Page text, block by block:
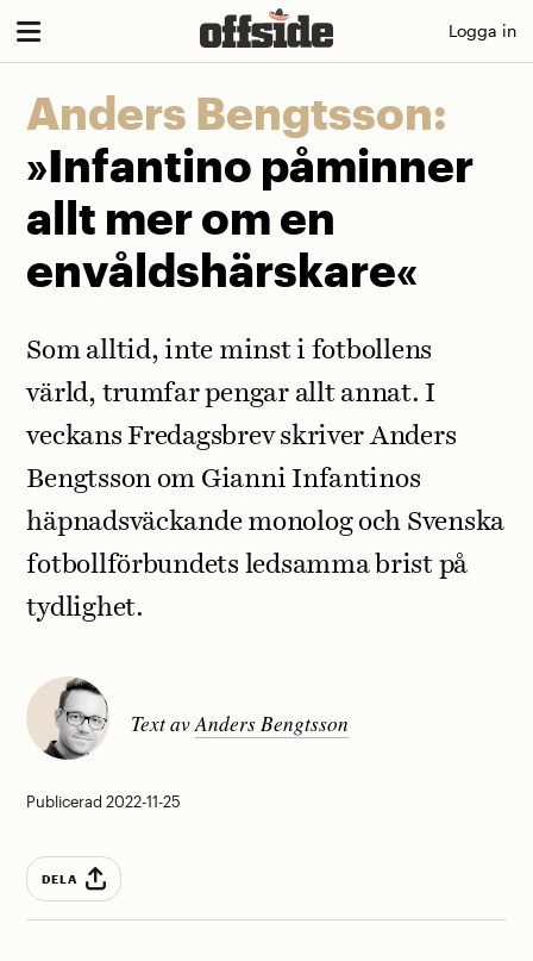
Skip
Logga in
Anders Bengtsson:
»Infantino påminner
allt mer om en
envåldshärskare«
Som alltid, inte minst i fotbollens
värld, trumfar pengar allt annat. I
veckans Fredagsbrev skriver Anders
Bengtsson om Gianni Infantinos
häpnadsväckande monolog och Svenska
fotbollförbundets ledsamma brist på
tydlighet.
Text avAnders Bengtsson
Publicerad 2022-11-25
DELA